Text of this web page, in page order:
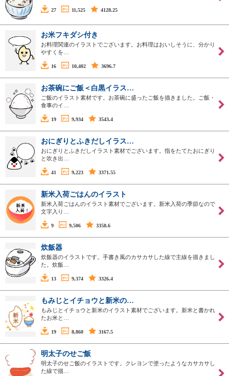
27 11,525 4128.25
お米フキダシ付き
お料理関連のイラストでございます。お料理はおいしそうに、分かり
やすくを…
16 10,402 3696.7
お茶碗にご飯＜白黒イラス…
ご飯のイラスト素材です。お茶碗に盛ったご飯を描きました。ご飯・
食事のイ…
19 9,934 3543.4
おにぎりとふきだしイラス…
おにぎりとふきだしイラスト素材でございます。指をたてたおにぎり
と吹き出…
41 9,223 3371.55
新米入荷ごはんのイラスト
新米入荷ごはんのイラスト素材でございます。新米入荷の季節なので
文字入り…
9 9,506 3358.6
炊飯器
炊飯器のイラストです。手書き風のカサカサした線で主線を描きまし
た。炊飯…
13 9,374 3326.4
もみじとイチョウと新米の…
もみじとイチョウと新米のイラスト素材でございます。新米と書かれ
たお米と…
19 8,860 3167.5
明太子のせご飯
明太子のせご飯のイラストです。クレヨンで塗ったようなカサカサし
た線で描…